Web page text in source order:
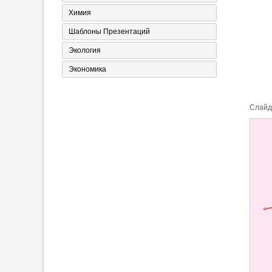
Химия
Шаблоны Презентаций
Экология
Экономика
Cлайд